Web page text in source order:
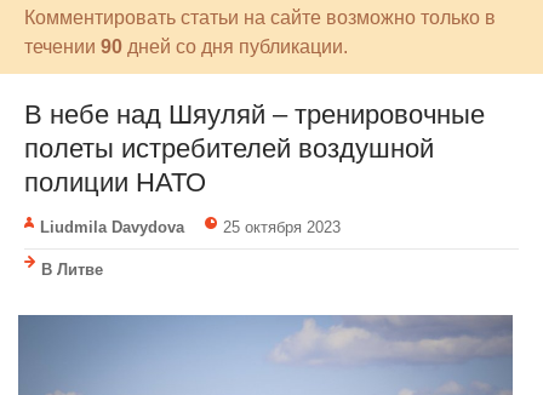
Комментировать статьи на сайте возможно только в
течении 90 дней со дня публикации.
В небе над Шяуляй – тренировочные
полеты истребителей воздушной
полиции НАТО
Liudmila Davydova 25 октября 2023
В Литве